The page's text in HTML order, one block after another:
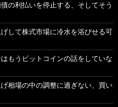
の利払いを停止する、そしてそう
して株式市場に冷水を浴びせる可
もうビットコインの話をしていな
相場の中の調整に過ぎない、買い